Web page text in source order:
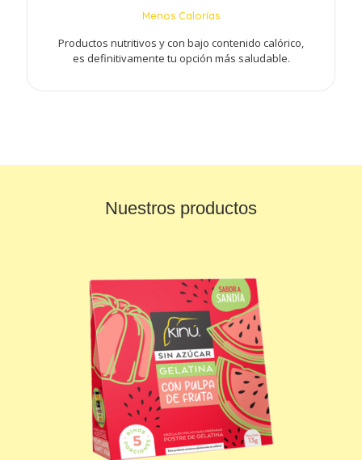
Menos Calorías
Productos nutritivos y con bajo contenido calórico,
es definitivamente tu opción más saludable.
Nuestros productos